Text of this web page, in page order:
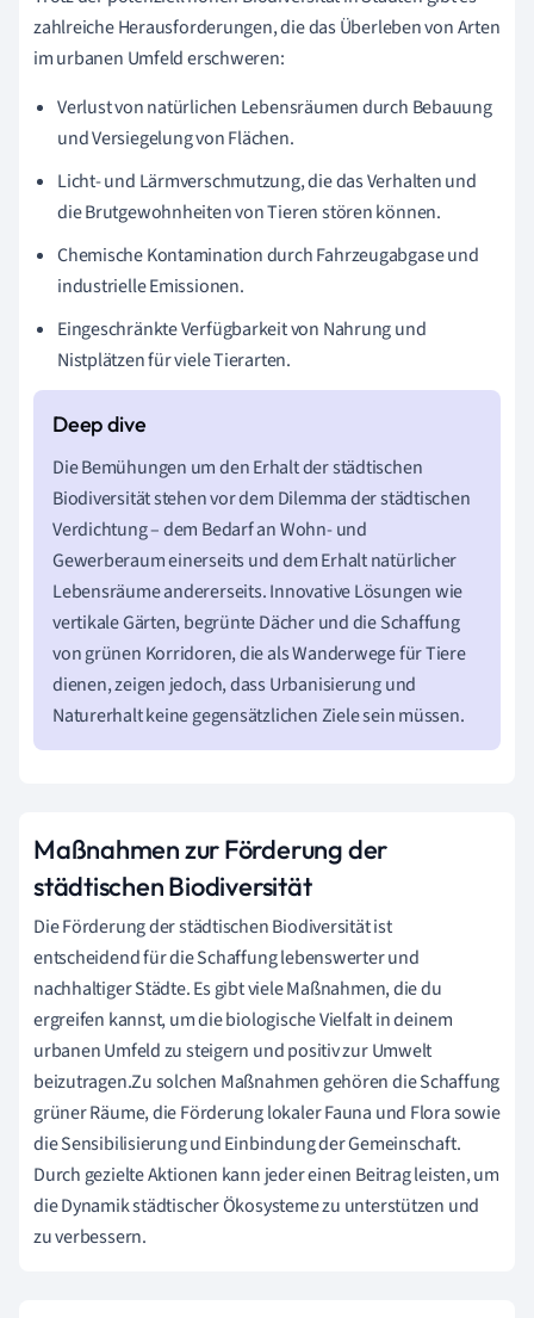
zahlreiche Herausforderungen, die das Überleben von Arten
im urbanen Umfeld erschweren:
Verlust von natürlichen Lebensräumen durch Bebauung
und Versiegelung von Flächen.
Licht- und Lärmverschmutzung, die das Verhalten und
die Brutgewohnheiten von Tieren stören können.
Chemische Kontamination durch Fahrzeugabgase und
industrielle Emissionen.
Eingeschränkte Verfügbarkeit von Nahrung und
Nistplätzen für viele Tierarten.
Die Bemühungen um den Erhalt der städtischen
Biodiversität stehen vor dem Dilemma der städtischen
Verdichtung – dem Bedarf an Wohn- und
Gewerberaum einerseits und dem Erhalt natürlicher
Lebensräume andererseits. Innovative Lösungen wie
vertikale Gärten, begrünte Dächer und die Schaffung
von grünen Korridoren, die als Wanderwege für Tiere
dienen, zeigen jedoch, dass Urbanisierung und
Naturerhalt keine gegensätzlichen Ziele sein müssen.
Maßnahmen zur Förderung der
städtischen Biodiversität
Die Förderung der städtischen Biodiversität ist
entscheidend für die Schaffung lebenswerter und
nachhaltiger Städte. Es gibt viele Maßnahmen, die du
ergreifen kannst, um die biologische Vielfalt in deinem
urbanen Umfeld zu steigern und positiv zur Umwelt
beizutragen.Zu solchen Maßnahmen gehören die Schaffung
grüner Räume, die Förderung lokaler Fauna und Flora sowie
die Sensibilisierung und Einbindung der Gemeinschaft.
Durch gezielte Aktionen kann jeder einen Beitrag leisten, um
die Dynamik städtischer Ökosysteme zu unterstützen und
zu verbessern.